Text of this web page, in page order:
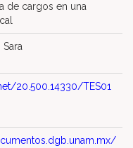
de cargos en una
20.500.14330/TES01